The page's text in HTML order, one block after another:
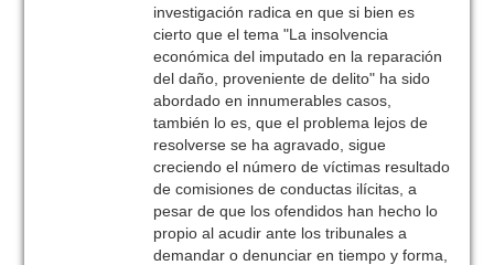
investigación radica en que si bien es
cierto que el tema "La insolvencia
económica del imputado en la reparación
del daño, proveniente de delito" ha sido
abordado en innumerables casos,
también lo es, que el problema lejos de
resolverse se ha agravado, sigue
creciendo el número de víctimas resultado
de comisiones de conductas ilícitas, a
pesar de que los ofendidos han hecho lo
propio al acudir ante los tribunales a
demandar o denunciar en tiempo y forma,